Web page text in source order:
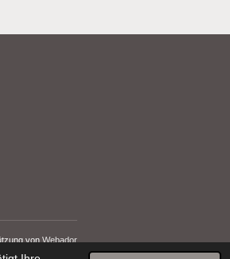
von Webador